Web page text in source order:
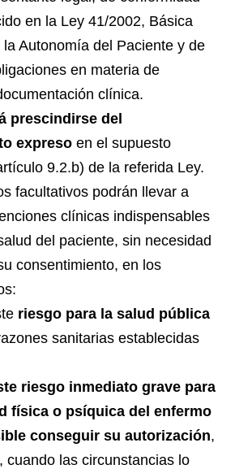
en la Ley 41/2002, Básica
Autonomía del Paciente y de
en materia de
clínica.
prescindirse del
expreso en el supuesto
9.2.b) de la referida Ley.
facultativos podrán llevar a
clínicas indispensables
del paciente, sin necesidad
consentimiento, en los
riesgo para la salud pública
sanitarias establecidas
riesgo inmediato grave para
física o psíquica del enfermo
conseguir su autorización,
cuando las circunstancias lo